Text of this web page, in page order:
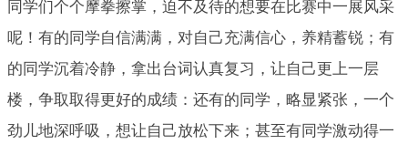
同学们个个摩拳擦掌，迫不及待的想要在比赛中一展风采
呢！有的同学自信满满，对自己充满信心，养精蓄锐；有
的同学沉着冷静，拿出台词认真复习，让自己更上一层
楼，争取取得更好的成绩：还有的同学，略显紧张，一个
劲儿地深呼吸，想让自己放松下来；甚至有同学激动得一